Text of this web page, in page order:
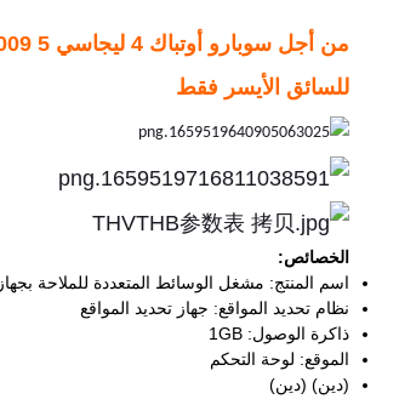
من أجل سوبارو أوتباك 4 ليجاسي 5 2009-2014
للسائق الأيسر فقط
الخصائص:
اسم المنتج: مشغل الوسائط المتعددة للملاحة بجهاز GPS
نظام تحديد المواقع: جهاز تحديد المواقع
ذاكرة الوصول: 1GB
الموقع: لوحة التحكم
(دين) (دين)